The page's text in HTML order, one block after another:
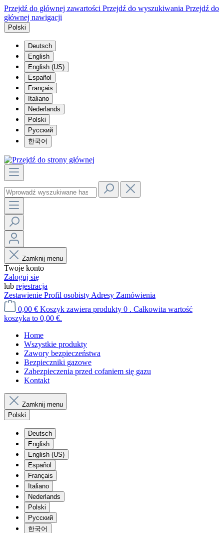
Przejdź do głównej zawartości Przejdź do wyszukiwania Przejdź do
głównej nawigacji
Polski
Deutsch
English
English (US)
Español
Français
Italiano
Nederlands
Polski
Русский
한국어
Zamknij menu
Twoje konto
Zaloguj się
lub rejestracja
Zestawienie Profil osobisty Adresy Zamówienia
0,00 € Koszyk zawiera produkty 0 . Całkowita wartość
koszyka to 0,00 €.
Home
Wszystkie produkty
Zawory bezpieczeństwa
Bezpieczniki gazowe
Zabezpieczenia przed cofaniem się gazu
Kontakt
Zamknij menu
Polski
Deutsch
English
English (US)
Español
Français
Italiano
Nederlands
Polski
Русский
한국어